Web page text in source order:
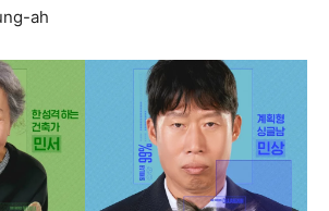
ah